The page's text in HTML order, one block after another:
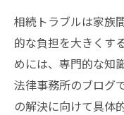
相続トラブルは家族
的な負担を大きくす
めには、専門的な知
法律事務所のブログ
の解決に向けて具体